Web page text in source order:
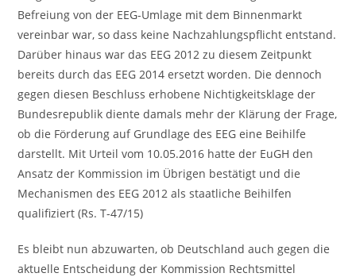
Befreiung von der EEG-Umlage mit dem Binnenmarkt
vereinbar war, so dass keine Nachzahlungspflicht entstand.
Darüber hinaus war das EEG 2012 zu diesem Zeitpunkt
bereits durch das EEG 2014 ersetzt worden. Die dennoch
gegen diesen Beschluss erhobene Nichtigkeitsklage der
Bundesrepublik diente damals mehr der Klärung der Frage,
ob die Förderung auf Grundlage des EEG eine Beihilfe
darstellt. Mit Urteil vom 10.05.2016 hatte der EuGH den
Ansatz der Kommission im Übrigen bestätigt und die
Mechanismen des EEG 2012 als staatliche Beihilfen
qualifiziert (Rs. T-47/15)
Es bleibt nun abzuwarten, ob Deutschland auch gegen die
aktuelle Entscheidung der Kommission Rechtsmittel